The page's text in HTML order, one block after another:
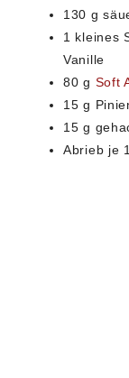
130 g
1 kleines
Vanille
80 g Soft
15 g
15 g
Abrieb je